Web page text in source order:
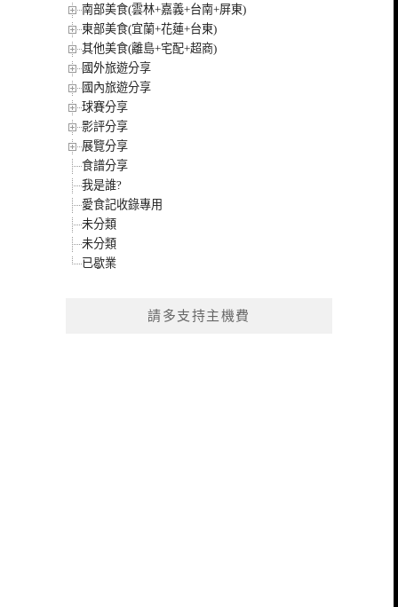
南部美食(雲林+嘉義+台南+屏東)
東部美食(宜蘭+花蓮+台東)
其他美食(離島+宅配+超商)
國外旅遊分享
國內旅遊分享
球賽分享
影評分享
展覽分享
食譜分享
我是誰?
愛食記收錄專用
未分類
未分類
已歇業
請多支持主機費